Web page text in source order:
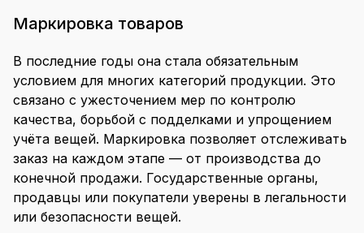
Маркировка товаров
В последние годы она стала обязательным
условием для многих категорий продукции. Это
связано с ужесточением мер по контролю
качества, борьбой с подделками и упрощением
учёта вещей. Маркировка позволяет отслеживать
заказ на каждом этапе — от производства до
конечной продажи. Государственные органы,
продавцы или покупатели уверены в легальности
или безопасности вещей.